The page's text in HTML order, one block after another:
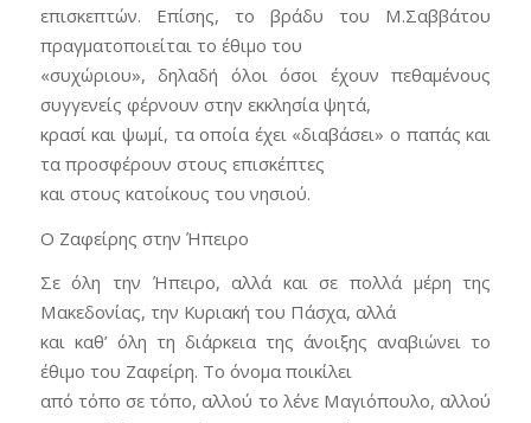
επισκεπτών. Επίσης, το βράδυ του Μ.Σαββάτου
πραγματοποιείται το έθιμο του
«συχώριου», δηλαδή όλοι όσοι έχουν πεθαμένους
συγγενείς φέρνουν στην εκκλησία ψητά,
κρασί και ψωμί, τα οποία έχει «διαβάσει» ο παπάς και
τα προσφέρουν στους επισκέπτες
και στους κατοίκους του νησιού.
Ο Ζαφείρης στην Ήπειρο
Σε όλη την Ήπειρο, αλλά και σε πολλά μέρη της
Μακεδονίας, την Κυριακή του Πάσχα, αλλά
και καθ’ όλη τη διάρκεια της άνοιξης αναβιώνει το
έθιμο του Ζαφείρη. Το όνομα ποικίλει
από τόπο σε τόπο, αλλού το λένε Μαγιόπουλο, αλλού